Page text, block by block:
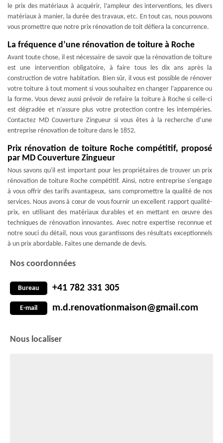
le prix des matériaux à acquérir, l’ampleur des interventions, les divers
matériaux à manier, la durée des travaux, etc. En tout cas, nous pouvons
vous promettre que notre prix rénovation de toit défiera la concurrence.
La fréquence d’une rénovation de toiture à Roche
Avant toute chose, il est nécessaire de savoir que la rénovation de toiture
est une intervention obligatoire, à faire tous les dix ans après la
construction de votre habitation. Bien sûr, il vous est possible de rénover
votre toiture à tout moment si vous souhaitez en changer l’apparence ou
la forme. Vous devez aussi prévoir de refaire la toiture à Roche si celle-ci
est dégradée et n’assure plus votre protection contre les intempéries.
Contactez MD Couverture Zingueur si vous êtes à la recherche d’une
entreprise rénovation de toiture dans le 1852.
Prix rénovation de toiture Roche compétitif, proposé
par MD Couverture Zingueur
Nous savons qu'il est important pour les propriétaires de trouver un prix
rénovation de toiture Roche compétitif. Ainsi, notre entreprise s'engage
à vous offrir des tarifs avantageux, sans compromettre la qualité de nos
services. Nous avons à cœur de vous fournir un excellent rapport qualité-
prix, en utilisant des matériaux durables et en mettant en œuvre des
techniques de rénovation innovantes. Avec notre expertise reconnue et
notre souci du détail, nous vous garantissons des résultats exceptionnels
à un prix abordable. Faites une demande de devis.
Nos coordonnées
Bureau +41 782 331 305
E-mail m.d.renovationmaison@gmail.com
Nous localiser